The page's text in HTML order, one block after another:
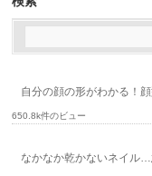
自分の顔の形がわかる！
650.8k件のビュー
なかなか乾かないネイル…